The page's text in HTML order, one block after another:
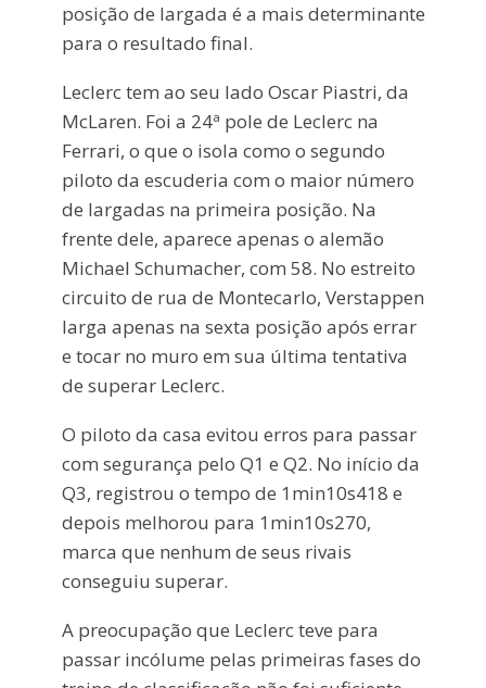
posição de largada é a mais determinante
para o resultado final.
Leclerc tem ao seu lado Oscar Piastri, da
McLaren. Foi a 24ª pole de Leclerc na
Ferrari, o que o isola como o segundo
piloto da escuderia com o maior número
de largadas na primeira posição. Na
frente dele, aparece apenas o alemão
Michael Schumacher, com 58. No estreito
circuito de rua de Montecarlo, Verstappen
larga apenas na sexta posição após errar
e tocar no muro em sua última tentativa
de superar Leclerc.
O piloto da casa evitou erros para passar
com segurança pelo Q1 e Q2. No início da
Q3, registrou o tempo de 1min10s418 e
depois melhorou para 1min10s270,
marca que nenhum de seus rivais
conseguiu superar.
A preocupação que Leclerc teve para
passar incólume pelas primeiras fases do